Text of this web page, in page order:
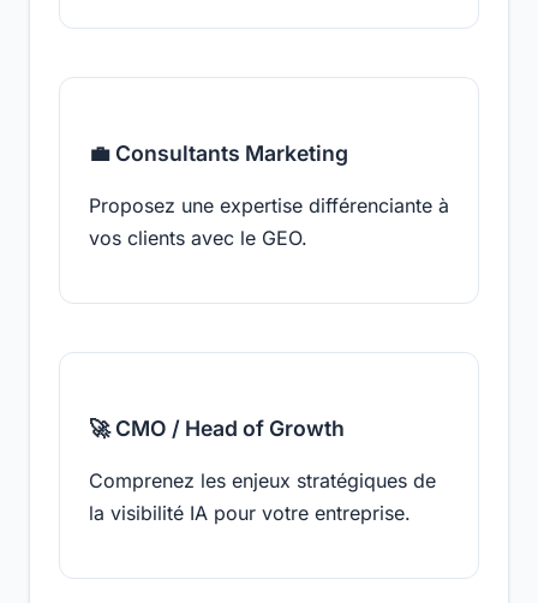
💼 Consultants Marketing
Proposez une expertise différenciante à
vos clients avec le GEO.
🚀 CMO / Head of Growth
Comprenez les enjeux stratégiques de
la visibilité IA pour votre entreprise.